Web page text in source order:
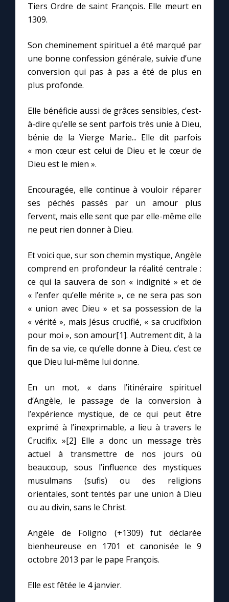
Les premiers samedis du mois
Marie qui défait les nœuds
Me consacrer à Jésus par Marie
Une Minute avec Marie
Une neuvaine
À la une
1000 Raisons de Croire
Contact
Faire un don
Marie de Nazareth
Tiers Ordre de saint François. Elle meurt en
1309.
Son cheminement spirituel a été marqué par
une bonne confession générale, suivie d’une
conversion qui pas à pas a été de plus en
plus profonde.
Elle bénéficie aussi de grâces sensibles, c’est-
à-dire qu’elle se sent parfois très unie à Dieu,
bénie de la Vierge Marie... Elle dit parfois
« mon cœur est celui de Dieu et le cœur de
Dieu est le mien ».
Encouragée, elle continue à vouloir réparer
ses péchés passés par un amour plus
fervent, mais elle sent que par elle-même elle
ne peut rien donner à Dieu.
Et voici que, sur son chemin mystique, Angèle
comprend en profondeur la réalité centrale :
ce qui la sauvera de son « indignité » et de
« l’enfer qu’elle mérite », ce ne sera pas son
« union avec Dieu » et sa possession de la
« vérité », mais Jésus crucifié, « sa crucifixion
pour moi », son amour[1]. Autrement dit, à la
fin de sa vie, ce qu’elle donne à Dieu, c’est ce
que Dieu lui-même lui donne.
En un mot, « dans l’itinéraire spirituel
d’Angèle, le passage de la conversion à
l’expérience mystique, de ce qui peut être
exprimé à l’inexprimable, a lieu à travers le
Crucifix. »[2] Elle a donc un message très
actuel à transmettre de nos jours où
beaucoup, sous l’influence des mystiques
musulmans (sufis) ou des religions
orientales, sont tentés par une union à Dieu
ou au divin, sans le Christ.
Angèle de Foligno (+1309) fut déclarée
bienheureuse en 1701 et canonisée le 9
octobre 2013 par le pape François.
Elle est fêtée le 4 janvier.